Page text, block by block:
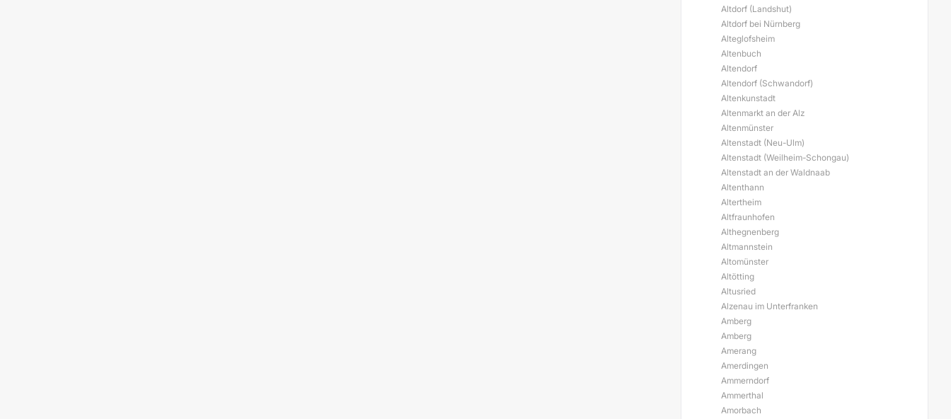
Altdorf (Landshut)
Altdorf bei Nürnberg
Alteglofsheim
Altenbuch
Altendorf
Altendorf (Schwandorf)
Altenkunstadt
Altenmarkt an der Alz
Altenmünster
Altenstadt (Neu-Ulm)
Altenstadt (Weilheim-Schongau)
Altenstadt an der Waldnaab
Altenthann
Altertheim
Altfraunhofen
Althegnenberg
Altmannstein
Altomünster
Altötting
Altusried
Alzenau im Unterfranken
Amberg
Amberg
Amerang
Amerdingen
Ammerndorf
Ammerthal
Amorbach